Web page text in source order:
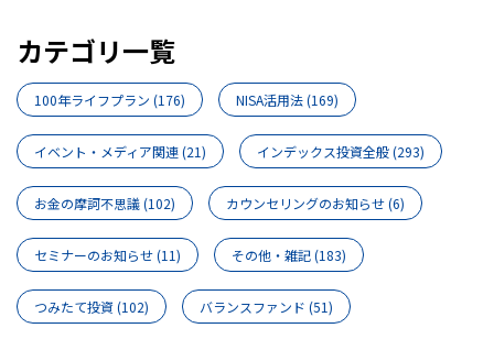
カテゴリ一覧
100年ライフプラン (176) NISA活用法(169)
イベント・メディア関連(21) インデックス投資全般(293)
お金の摩訶不思議(102) カウンセリングのお知らせ(6)
セミナーのお知らせ(11) その他・雑記(183)
つみたて投資(102) バランスファンド (51)